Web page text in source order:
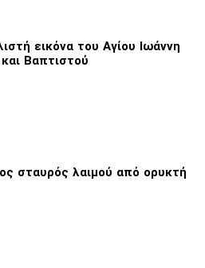
εικόνα του Αγίου Ιωάννη
Βαπτιστού
σταυρός λαιμού από ορυκτή